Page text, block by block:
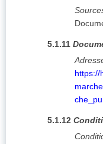
5.1.11
https://
5.1.12